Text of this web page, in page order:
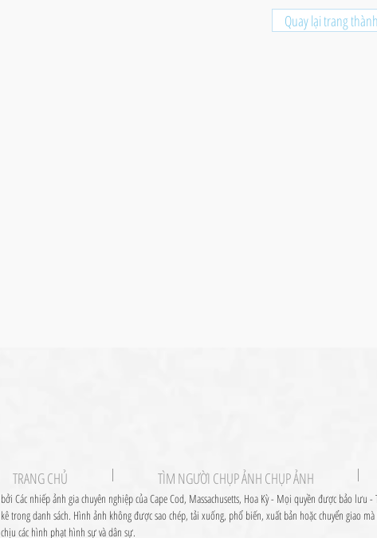
Quay lại trang
TRANG CHỦ TÌM NGƯỜI CHỤP ẢNH CHỤP ẢNH
bởi Các nhiếp ảnh gia chuyên nghiệp của Cape Cod, Massachusetts, Hoa Kỳ - Mọi quyền được bảo
kê trong danh sách. Hình ảnh không được sao chép, tải xuống, phổ biến, xuất bản hoặc chuyển giao
chịu các hình phạt hình sự và dân sự.